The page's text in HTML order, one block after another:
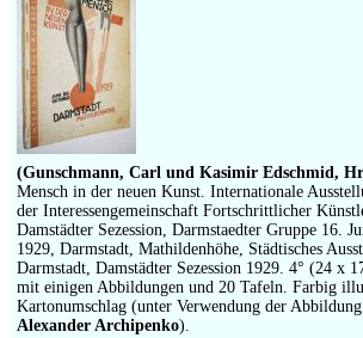
Ankauf
Links
Impressum
(Gunschmann, Carl und Kasimir Edschmid,
Mensch in der neuen Kunst. Internationale
der Interessengemeinschaft Fortschrittlicher
Damstädter Sezession, Darmstaedter Gruppe 16.
1929, Darmstadt, Mathildenhöhe, Städtisches
Darmstadt, Damstädter Sezession 1929. 4° (24 x
mit einigen Abbildungen und 20 Tafeln. Farbig
Kartonumschlag (unter Verwendung der
Alexander Archipenko).